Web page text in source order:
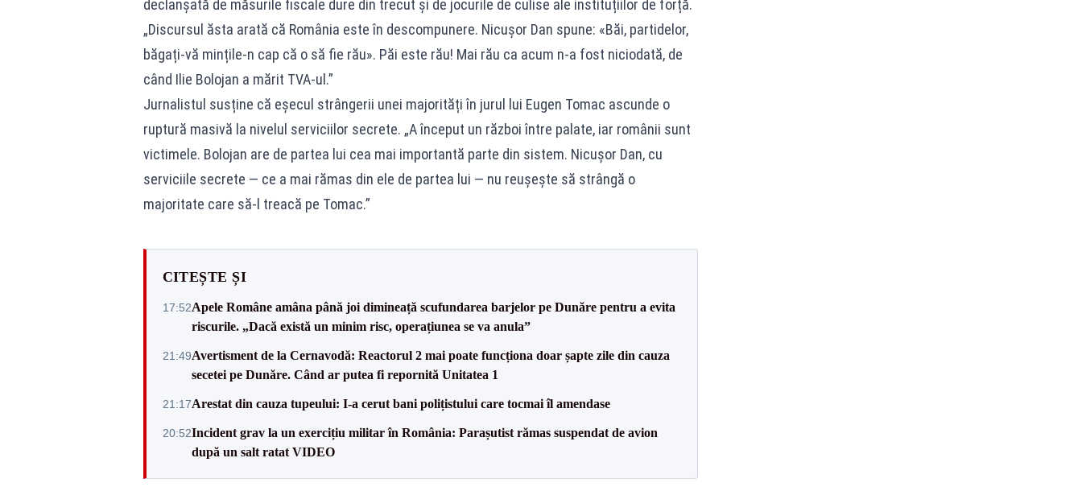
declanșată de măsurile fiscale dure din trecut și de jocurile de culise ale instituțiilor de forță.
„Discursul ăsta arată că România este în descompunere. Nicușor Dan spune: «Băi, partidelor,
băgați-vă mințile-n cap că o să fie rău». Păi este rău! Mai rău ca acum n-a fost niciodată, de
când Ilie Bolojan a mărit TVA-ul.”
Jurnalistul susține că eșecul strângerii unei majorități în jurul lui Eugen Tomac ascunde o
ruptură masivă la nivelul serviciilor secrete. „A început un război între palate, iar românii sunt
victimele. Bolojan are de partea lui cea mai importantă parte din sistem. Nicușor Dan, cu
serviciile secrete — ce a mai rămas din ele de partea lui — nu reușește să strângă o
majoritate care să-l treacă pe Tomac.”
CITEȘTE ȘI
17:52Apele Române amâna până joi dimineață scufundarea barjelor pe Dunăre pentru a evita
riscurile. „Dacă există un minim risc, operațiunea se va anula”
21:49Avertisment de la Cernavodă: Reactorul 2 mai poate funcționa doar șapte zile din cauza
secetei pe Dunăre. Când ar putea fi repornită Unitatea 1
21:17Arestat din cauza tupeului: I-a cerut bani polițistului care tocmai îl amendase
20:52Incident grav la un exercițiu militar în România: Parașutist rămas suspendat de avion
după un salt ratat VIDEO